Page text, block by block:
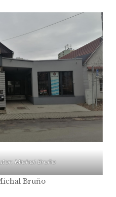
Michal Bruňo
Bruňo